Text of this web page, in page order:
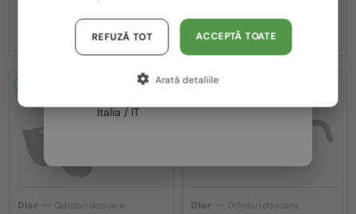
Dior
Ochelari de soare
2-4 ZILE
Dior
Ochelari de soare
Austria / AT
Germania / DE
Franța / FR
Italia / IT
ACCEPTĂ TOATE
REFUZĂ TOT
Arată detaliile